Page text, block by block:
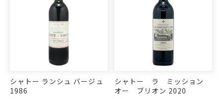
シャトー ランシュ バージュ
1986
シャトー ラ ミッション
オー ブリオン 2020